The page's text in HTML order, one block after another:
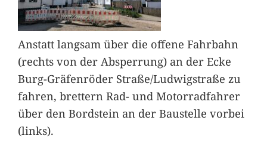
Anstatt langsam über die offene Fahrbahn
(rechts von der Absperrung) an der Ecke
Burg-Gräfenröder Straße/Ludwigstraße zu
fahren, brettern Rad- und Motorradfahrer
über den Bordstein an der Baustelle vorbei
(links).